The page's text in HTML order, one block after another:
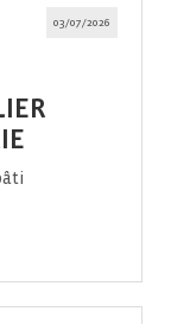
03/07/2026